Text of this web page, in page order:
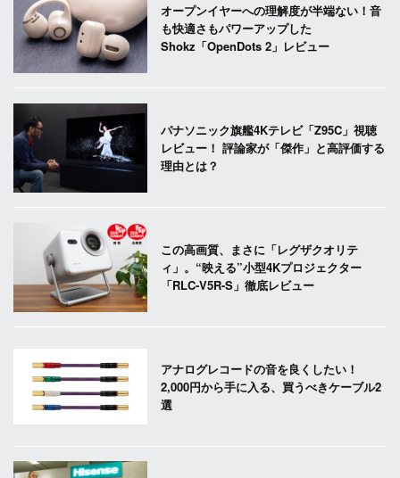
オープンイヤーへの理解度が半端ない！音
も快適さもパワーアップした
Shokz「OpenDots 2」レビュー
パナソニック旗艦4Kテレビ「Z95C」視聴
レビュー！ 評論家が「傑作」と高評価する
理由とは？
この高画質、まさに「レグザクオリテ
ィ」。“映える”小型4Kプロジェクター
「RLC-V5R-S」徹底レビュー
アナログレコードの音を良くしたい！
2,000円から手に入る、買うべきケーブル2
選